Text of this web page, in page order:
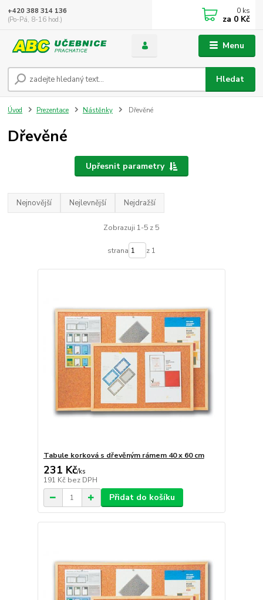
Menu
Hledat
+420 388 314 136
(Po-Pá, 8-16 hod.)
0 ks
za 0 Kč
Úvod Prezentace Nástěnky Dřevěné
Dřevěné
Upřesnit parametry
Nejnovější Nejlevnější Nejdražší
Zobrazuji 1-5 z 5
strana z 1
Tabule korková s dřevěným rámem 40 x 60 cm
231 Kč/ks
191 Kč bez DPH
Přidat do košíku